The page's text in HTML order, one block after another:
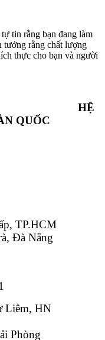
tin rằng bạn đang làm
tưởng rằng chất lượng
thực cho bạn và người
HỆ
QUỐC
Minh
Hà Nội
Vấp, TP.HCM
Đà Nẵng
Từ Liêm, HN
Phòng